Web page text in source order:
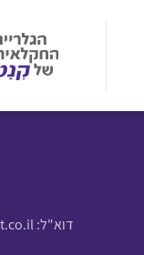
דוא"ל: